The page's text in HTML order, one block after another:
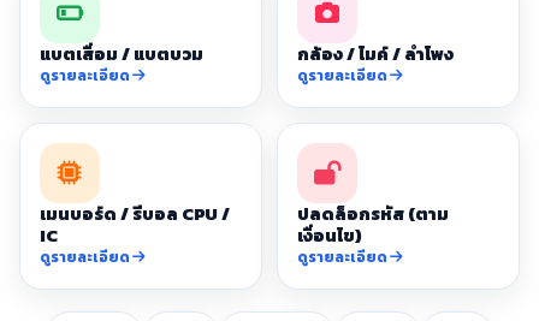
แบตเสื่อม / แบตบวม
ดูรายละเอียด
กล้อง / ไมค์ / ลำโพง
ดูรายละเอียด
เมนบอร์ด / รีบอล CPU /
IC
ดูรายละเอียด
ปลดล็อกรหัส (ตาม
เงื่อนไข)
ดูรายละเอียด